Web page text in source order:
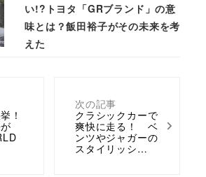
！
次の記事
クラシックカーで
爽快に走る！ ベ
ンツやジャガーの
スタイリッシ…
い!?トヨタ「GRブランド」の意
味とは？飯田裕子がその未来を考
えた